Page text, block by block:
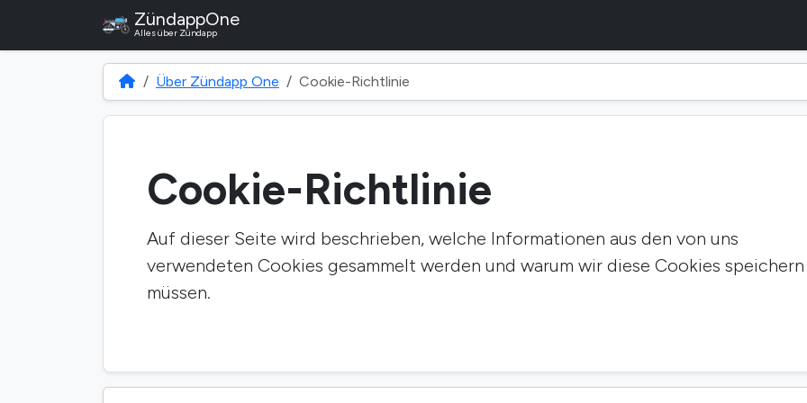
ZündappOne
Alles über Zündapp
Über Zündapp One Cookie-Richtlinie
Cookie-Richtlinie
Auf dieser Seite wird beschrieben, welche Informationen aus den von uns
verwendeten Cookies gesammelt werden und warum wir diese Cookies speichern
müssen.